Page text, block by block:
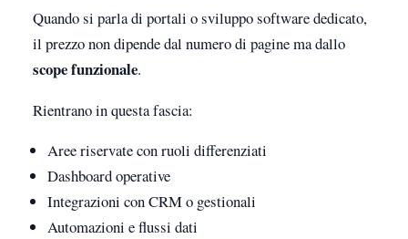
Quando si parla di portali o sviluppo software dedicato,
il prezzo non dipende dal numero di pagine ma dallo
scope funzionale.
Rientrano in questa fascia:
Aree riservate con ruoli differenziati
Dashboard operative
Integrazioni con CRM o gestionali
Automazioni e flussi dati